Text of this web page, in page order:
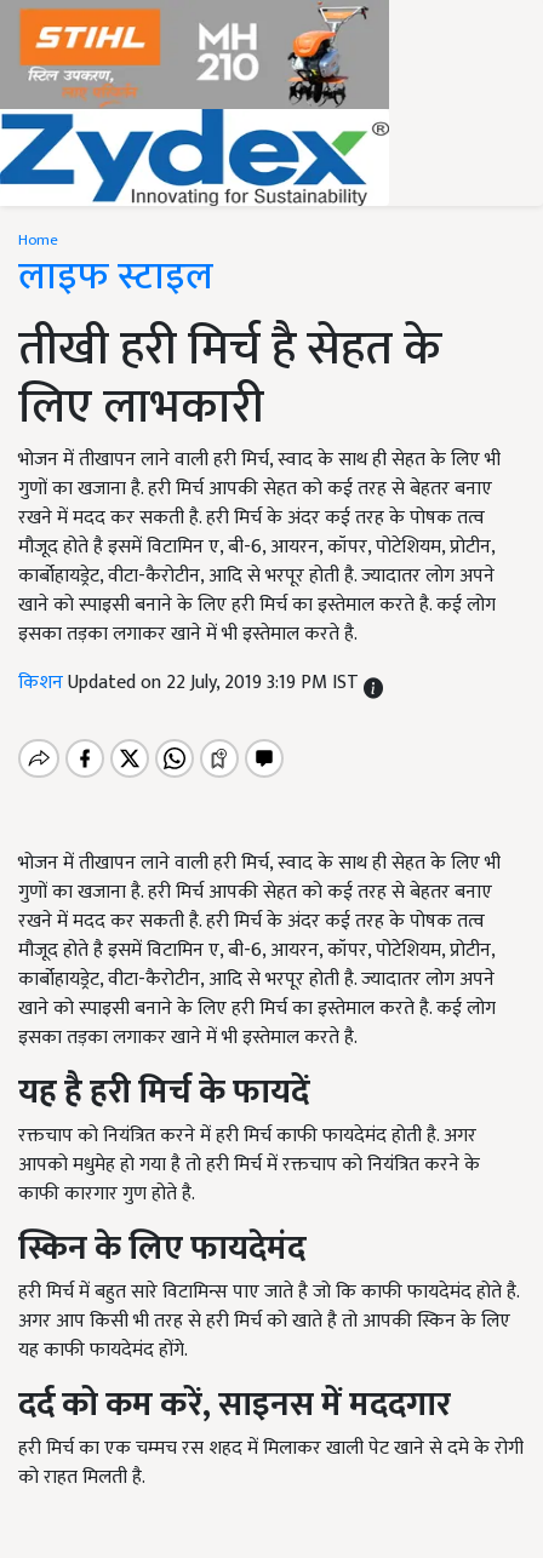
Home
लाइफ स्टाइल
तीखी हरी मिर्च है सेहत के
लिए लाभकारी
भोजन में तीखापन लाने वाली हरी मिर्च, स्वाद के साथ ही सेहत के लिए भी
गुणों का खजाना है. हरी मिर्च आपकी सेहत को कई तरह से बेहतर बनाए
रखने में मदद कर सकती है. हरी मिर्च के अंदर कई तरह के पोषक तत्व
मौजूद होते है इसमें विटामिन ए, बी-6, आयरन, कॉपर, पोटेशियम, प्रोटीन,
कार्बोहायड्रेट, वीटा-कैरोटीन, आदि से भरपूर होती है. ज्यादातर लोग अपने
खाने को स्पाइसी बनाने के लिए हरी मिर्च का इस्तेमाल करते है. कई लोग
इसका तड़का लगाकर खाने में भी इस्तेमाल करते है.
किशनUpdated on 22 July, 2019 3:19 PM IST
भोजन में तीखापन लाने वाली हरी मिर्च, स्वाद के साथ ही सेहत के लिए भी
गुणों का खजाना है. हरी मिर्च आपकी सेहत को कई तरह से बेहतर बनाए
रखने में मदद कर सकती है. हरी मिर्च के अंदर कई तरह के पोषक तत्व
मौजूद होते है इसमें विटामिन ए, बी-6, आयरन, कॉपर, पोटेशियम, प्रोटीन,
कार्बोहायड्रेट, वीटा-कैरोटीन, आदि से भरपूर होती है. ज्यादातर लोग अपने
खाने को स्पाइसी बनाने के लिए हरी मिर्च का इस्तेमाल करते है. कई लोग
इसका तड़का लगाकर खाने में भी इस्तेमाल करते है.
यह है हरी मिर्च के फायदें
रक्तचाप को नियंत्रित करने में हरी मिर्च काफी फायदेमंद होती है. अगर
आपको मधुमेह हो गया है तो हरी मिर्च में रक्तचाप को नियंत्रित करने के
काफी कारगार गुण होते है.
स्किन के लिए फायदेमंद
हरी मिर्च में बहुत सारे विटामिन्स पाए जाते है जो कि काफी फायदेमंद होते है.
अगर आप किसी भी तरह से हरी मिर्च को खाते है तो आपकी स्किन के लिए
यह काफी फायदेमंद होंगे.
दर्द को कम करें, साइनस में मददगार
हरी मिर्च का एक चम्मच रस शहद में मिलाकर खाली पेट खाने से दमे के रोगी
को राहत मिलती है.